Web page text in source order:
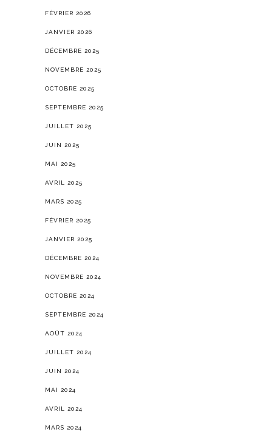
FÉVRIER 2026
JANVIER 2026
DÉCEMBRE 2025
NOVEMBRE 2025
OCTOBRE 2025
SEPTEMBRE 2025
JUILLET 2025
JUIN 2025
MAI 2025
AVRIL 2025
MARS 2025
FÉVRIER 2025
JANVIER 2025
DÉCEMBRE 2024
NOVEMBRE 2024
OCTOBRE 2024
SEPTEMBRE 2024
AOÛT 2024
JUILLET 2024
JUIN 2024
MAI 2024
AVRIL 2024
MARS 2024